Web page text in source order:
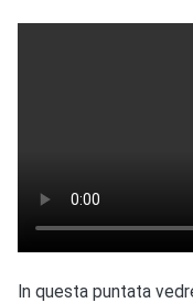
In questa puntata